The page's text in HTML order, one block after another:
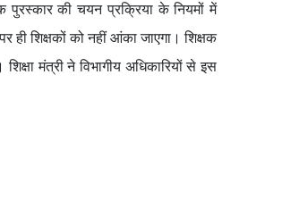
की चयन प्रक्रिया के नियमों में
शिक्षकों को नहीं आंका जाएगा। शिक्षक
मंत्री ने विभागीय अधिकारियों से इस